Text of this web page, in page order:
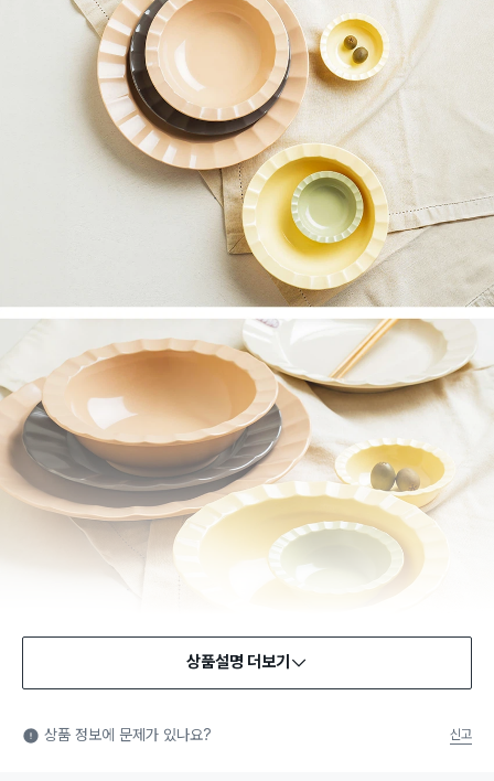
식품용 기구: 식품위생법에서 정한 규격에 따라 제조되어 식품 또
는 식품첨가물에 사용할 수 있는 식품용기구라는 표시입니다.
상품설명 더보기
상품 정보에 문제가 있나요? 신고